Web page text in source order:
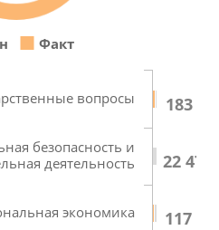
Факт
вопросы
безопасность и
деятельность
экономика
183
22
117